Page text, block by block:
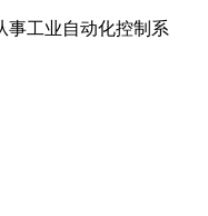
事工业自动化控制系